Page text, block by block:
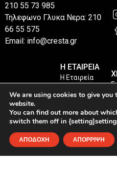
210 55 73 985
Τηλεφωνο Γλυκα Νερα: 210
66 55 575
Email: info@cresta.gr
Η ΕΤΑΙΡΕΙΑ
Η Εταιρεία
Καταστήματα
© Copyright 2026 4ps.gr. All Rights
We are using cookies to give you
website.
You can find out more about
switch them off in
ΑΠΟΔΟΧΗ ΑΠΟΡΡΙΨΗ